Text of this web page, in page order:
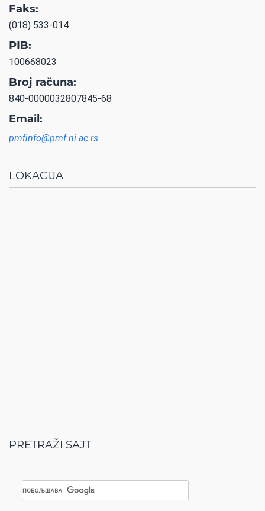
Faks:
(018) 533-014
PIB:
100668023
Broj računa:
840-0000032807845-68
Email:
pmfinfo@pmf.ni.ac.rs
LOKACIJA
PRETRAŽI SAJT